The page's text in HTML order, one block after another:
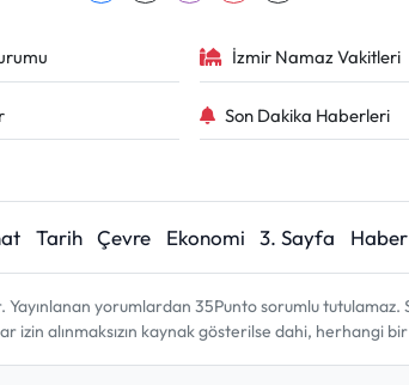
İzmir Namaz Vakitleri
Son Dakika Haberleri
Tarih Çevre Ekonomi 3. Sayfa
yorumlardan 35Punto sorumlu
izin alınmaksızın kaynak gösterilse dahi, herhangi